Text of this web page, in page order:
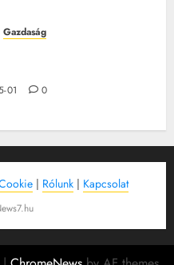
Gazdaság
01 0
| Rólunk| Kapcsolat